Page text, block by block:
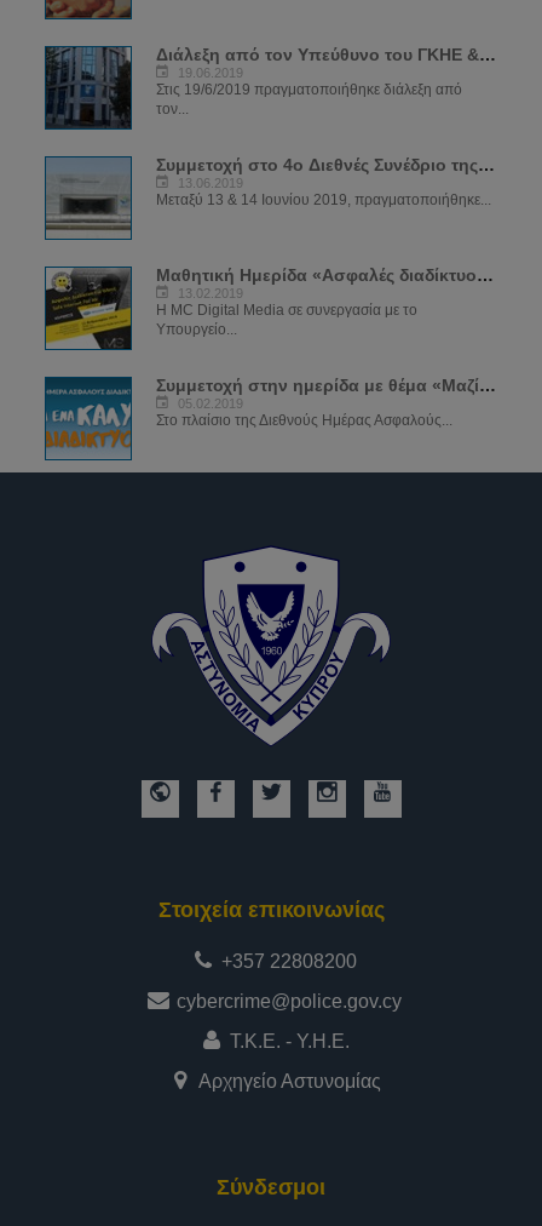
Διάλεξη από τον Υπεύθυνο του ΓΚΗΕ & ΔΕΗΔ στα κεντρικά γραφεία ΔΗΣΥ
19.06.2019
Στις 19/6/2019 πραγματοποιήθηκε διάλεξη από
τον...
Συμμετοχή στο 4ο Διεθνές Συνέδριο της Αστυνομίας
13.06.2019
Μεταξύ 13 & 14 Ιουνίου 2019, πραγματοποιήθηκε...
Μαθητική Ημερίδα «Ασφαλές διαδίκτυο για όλους»
13.02.2019
Η MC Digital Media σε συνεργασία με το
Υπουργείο...
Συμμετοχή στην ημερίδα με θέμα «Μαζί για ένα καλύτερο διαδίκτυο»
05.02.2019
Στο πλαίσιο της Διεθνούς Ημέρας Ασφαλούς...
Στοιχεία επικοινωνίας
+357 22808200
cybercrime@police.gov.cy
Τ.Κ.Ε. - Υ.Η.Ε.
Αρχηγείο Αστυνομίας
Σύνδεσμοι